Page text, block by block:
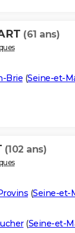
(61 ans)
Brie (Seine-et-
(102 ans)
(Seine-et-
(Seine-et-